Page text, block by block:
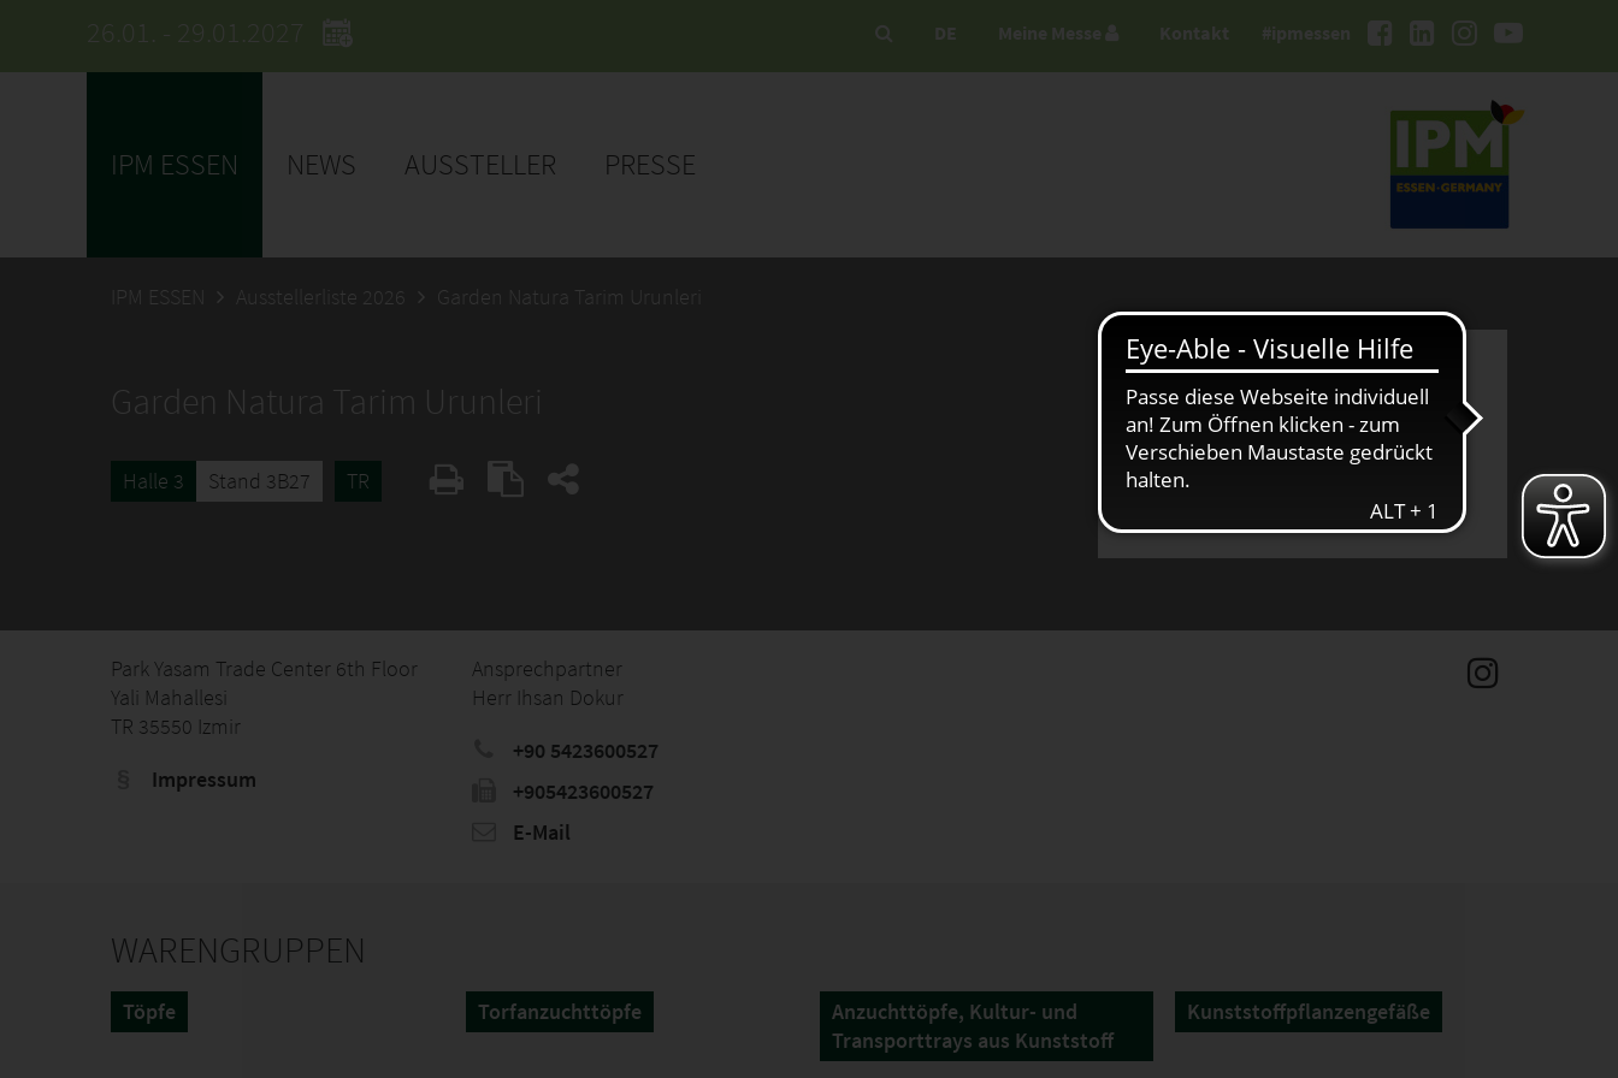
26.01. - 29.01.2027 #ipmessen
DE Meine Messe Kontakt
IPM ESSEN NEWS AUSSTELLER PRESSE
IPM ESSEN Ausstellerliste 2026 Garden Natura Tarim Urunleri
Garden Natura Tarim Urunleri
Halle 3 Stand 3B27 TR
Park Yasam Trade Center 6th Floor
Yali Mahallesi
TR 35550 Izmir
Impressum
Ansprechpartner
Herr Ihsan Dokur
+90 5423600527
+905423600527
E-Mail
WARENGRUPPEN
Töpfe Torfanzuchttöpfe
Anzuchttöpfe, Kultur- und
Transporttrays aus Kunststoff
Kunststoffpflanzengefäße